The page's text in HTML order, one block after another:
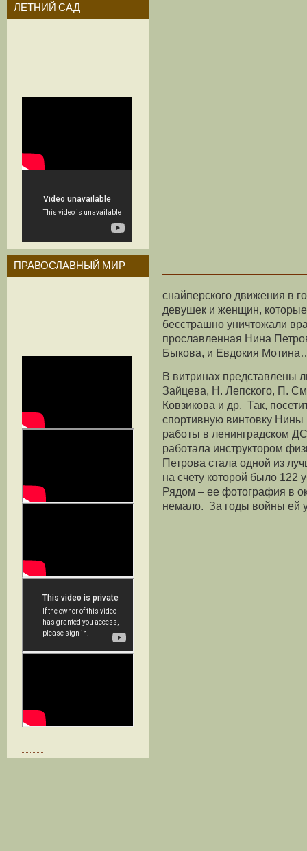
снайперского движения в
девушек и женщин,
бесстрашно уничтожали
прославленная Нина
Быкова, и Евдокия
В витринах представлены
Зайцева, Н. Лепского, П.
Ковзикова и др. Так,
спортивную винтовку
работы в ленинградском
работала инструктором
Петрова стала одной из
на счету которой было 122
Рядом – ее фотография в
немало. За годы войны ей
ЛЕТНИЙ САД
ПРАВОСЛАВНЫЙ МИР